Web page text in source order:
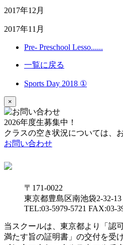
2017年12月
2017年11月
Pre- Preschool Lesso......
一覧に戻る
Sports Day 2018 ①
×
2026年度生募集中！
クラスの空き状況については、
お問い合わせ
〒171-0022
東京都豊島区南池袋2-32-
TEL:03-5979-5721 FAX:03-
当スクールは、東京都より「認
満たす旨の証明書」の交付を受